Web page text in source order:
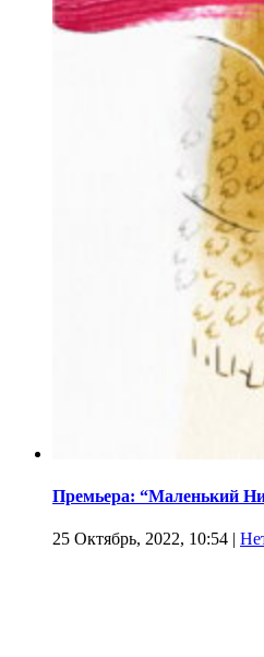
Премьера: “Маленький
25 Октябрь, 2022, 10:54 |